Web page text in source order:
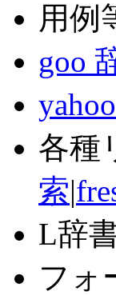
用例
goo
各種
索|
L辞
フォ